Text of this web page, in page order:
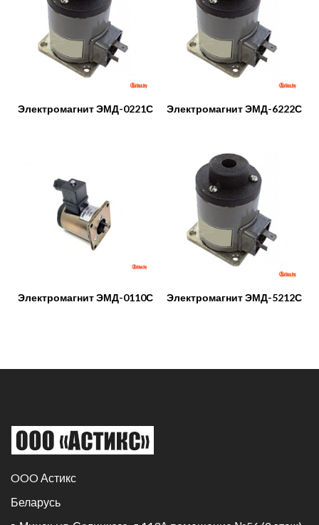
Электромагнит ЭМД-0221С Электромагнит ЭМД-6222С
Электромагнит ЭМД-0110С Электромагнит ЭМД-5212С
OOO Астикс
Беларусь